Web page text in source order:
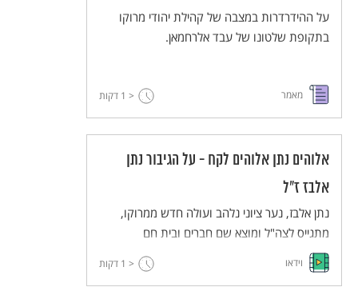
על ההידרדרות במצבה של קהילת יהודי מרוקו
בתקופת שלטונו של עבד אלרחמאן.
מאמר < 1 דקות
אלוהים נתן אלוהים לקח - על הגיבור נתן
אלבז ז"ל
נתן אלבז, נער ציוני נלהב ועולה חדש ממרוקו,
מתגייס לצה"ל ומוצא שם חברים ובית חם
שמסייעים לו להתמודד עם הגעגועים למשפחתו
שנותרה במרוקו. נתן נהרג כשהקריב את חייו למען
וידאו < 1 דקות